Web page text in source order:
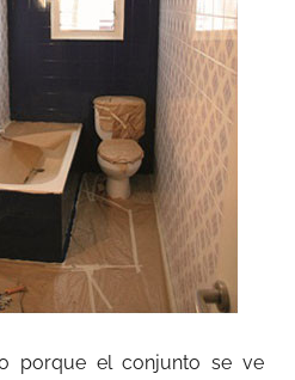
porque el conjunto se ve